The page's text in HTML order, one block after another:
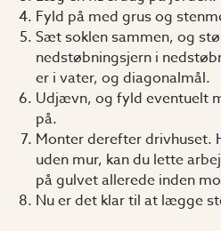
Fyld på med grus og
Sæt soklen sammen, og
nedstøbningsjern i
er i vater, og diagonalmål.
Udjævn, og fyld eventuelt
på.
Monter derefter drivhuset.
uden mur, kan du lette
på gulvet allerede inden
Nu er det klar til at lægge